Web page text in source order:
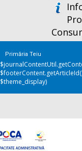
Primăria Teiu
$theme_display)